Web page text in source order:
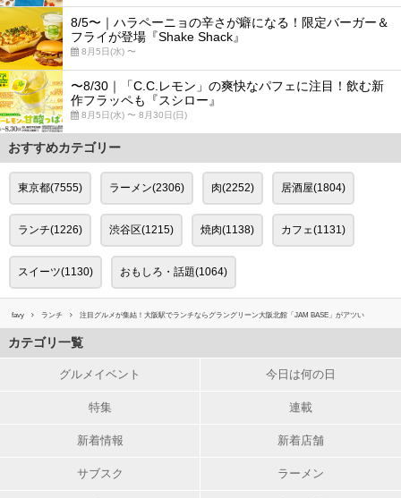
8/5〜｜ハラペーニョの辛さが癖になる！限定バーガー＆
フライが登場『Shake Shack』
8月5日(水) 〜
〜8/30｜「C.C.レモン」の爽快なパフェに注目！飲む新
作フラッペも『スシロー』
8月5日(水) 〜 8月30日(日)
おすすめカテゴリー
東京都(7555) ラーメン(2306) 肉(2252) 居酒屋(1804)
ランチ(1226) 渋谷区(1215) 焼肉(1138) カフェ(1131)
スイーツ(1130) おもしろ・話題(1064)
favy ランチ 注目グルメが集結！大阪駅でランチならグラングリーン大阪北館「JAM BASE」がアツい
カテゴリ一覧
グルメイベント 今日は何の日
特集 連載
新着情報 新着店舗
サブスク ラーメン